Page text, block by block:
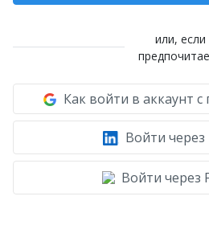
или, если
Как войти в аккаунт
Войти
Войти через